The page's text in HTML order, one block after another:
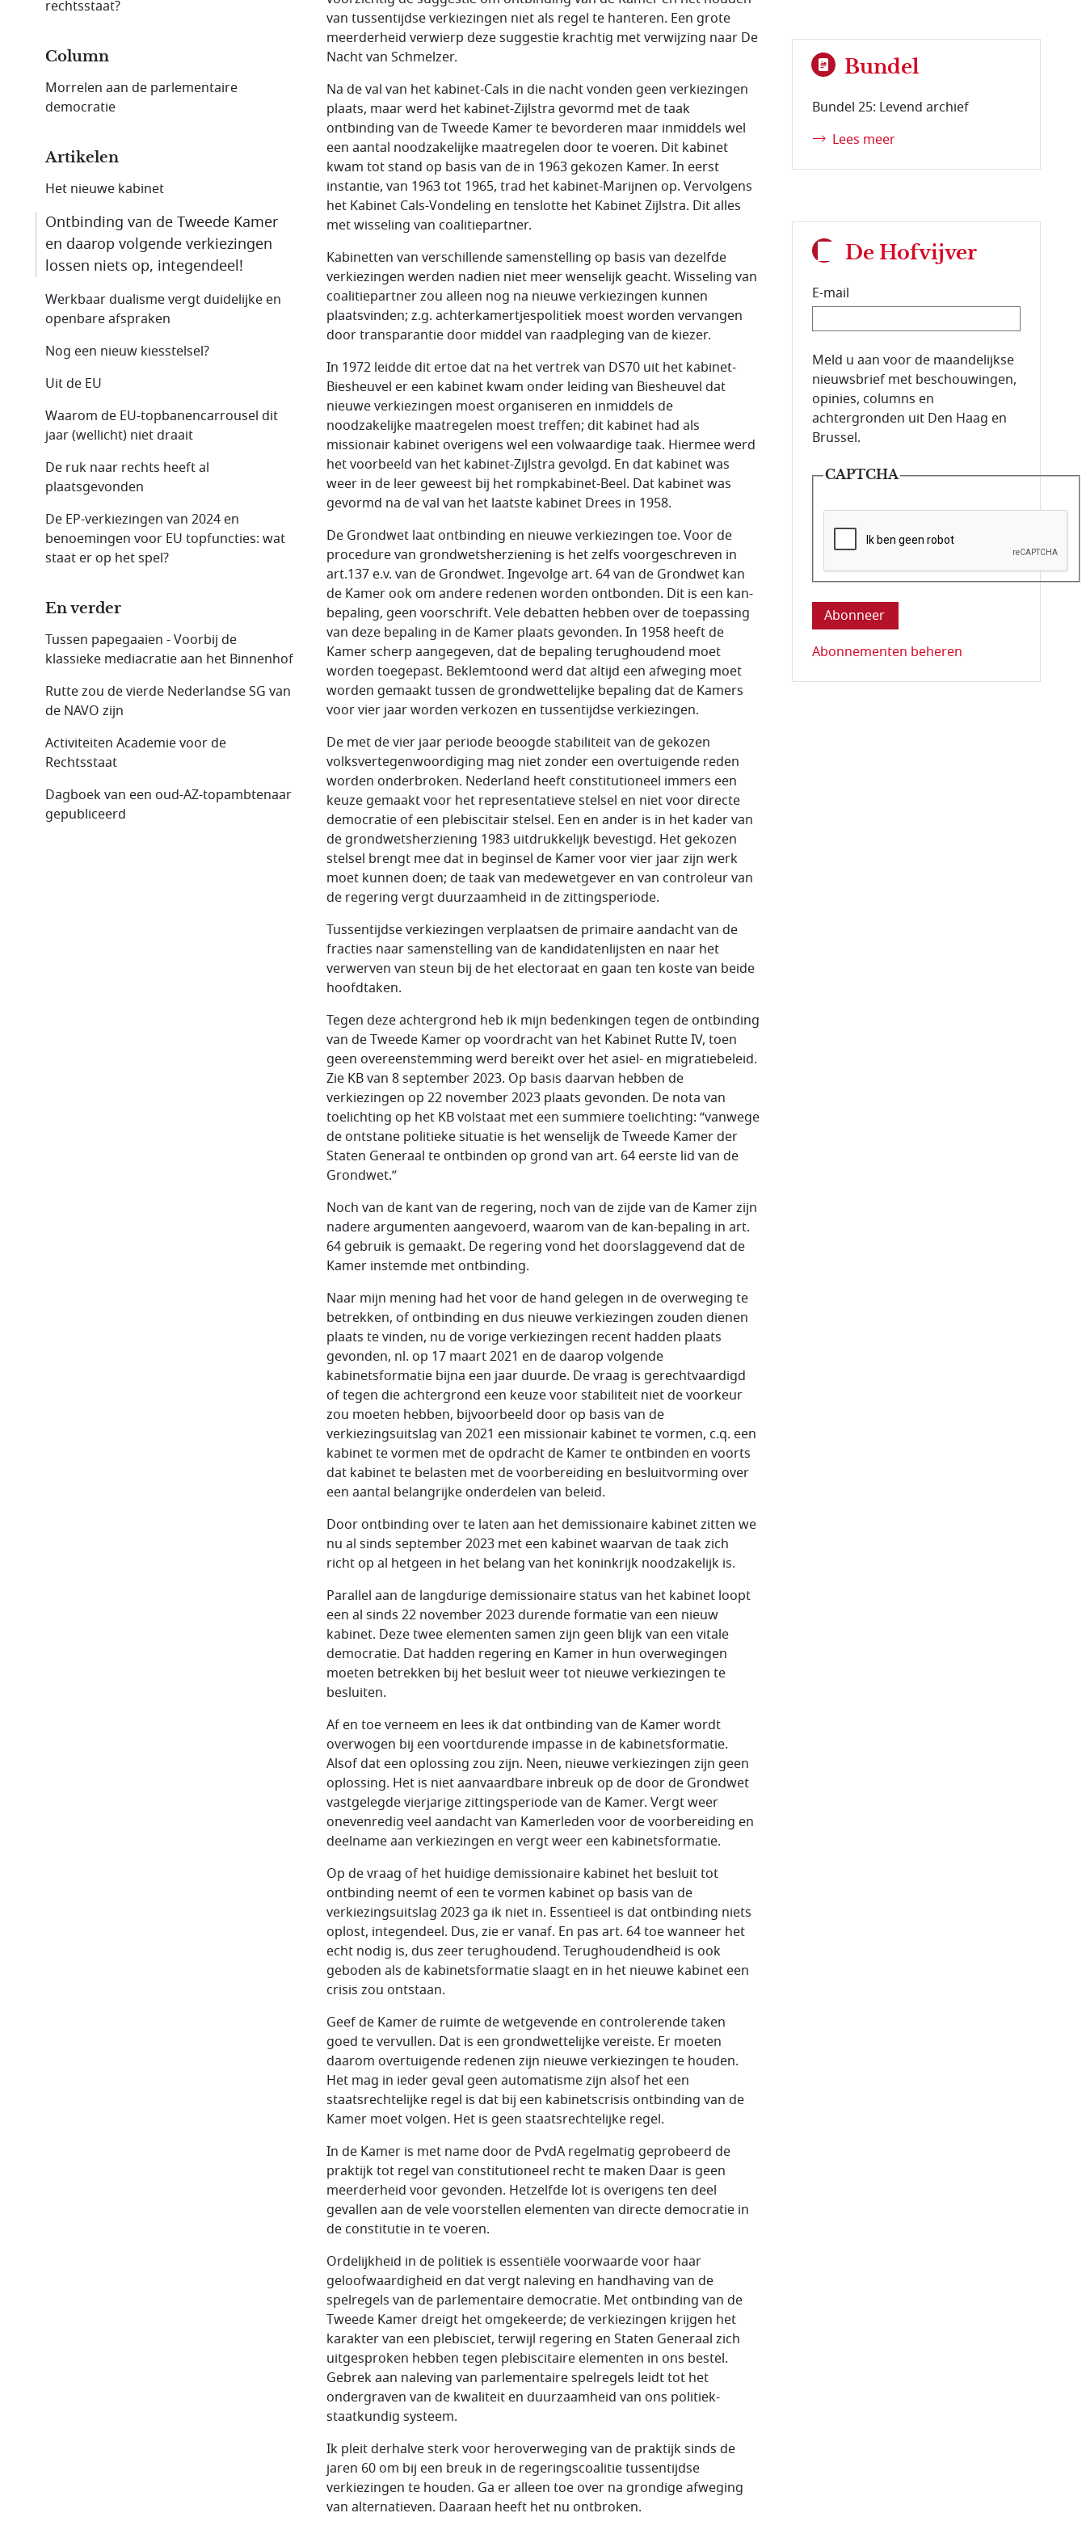
van tussentijdse verkiezingen niet als regel te hanteren. Een grote
meerderheid verwierp deze suggestie krachtig met verwijzing naar De
Nacht van Schmelzer.
Na de val van het kabinet-Cals in die nacht vonden geen verkiezingen
plaats, maar werd het kabinet-Zijlstra gevormd met de taak
ontbinding van de Tweede Kamer te bevorderen maar inmiddels wel
een aantal noodzakelijke maatregelen door te voeren. Dit kabinet
kwam tot stand op basis van de in 1963 gekozen Kamer. In eerst
instantie, van 1963 tot 1965, trad het kabinet-Marijnen op. Vervolgens
het Kabinet Cals-Vondeling en tenslotte het Kabinet Zijlstra. Dit alles
met wisseling van coalitiepartner.
Kabinetten van verschillende samenstelling op basis van dezelfde
verkiezingen werden nadien niet meer wenselijk geacht. Wisseling van
coalitiepartner zou alleen nog na nieuwe verkiezingen kunnen
plaatsvinden; z.g. achterkamertjespolitiek moest worden vervangen
door transparantie door middel van raadpleging van de kiezer.
In 1972 leidde dit ertoe dat na het vertrek van DS70 uit het kabinet-
Biesheuvel er een kabinet kwam onder leiding van Biesheuvel dat
nieuwe verkiezingen moest organiseren en inmiddels de
noodzakelijke maatregelen moest treffen; dit kabinet had als
missionair kabinet overigens wel een volwaardige taak. Hiermee werd
het voorbeeld van het kabinet-Zijlstra gevolgd. En dat kabinet was
weer in de leer geweest bij het rompkabinet-Beel. Dat kabinet was
gevormd na de val van het laatste kabinet Drees in 1958.
De Grondwet laat ontbinding en nieuwe verkiezingen toe. Voor de
procedure van grondwetsherziening is het zelfs voorgeschreven in
art.137 e.v. van de Grondwet. Ingevolge art. 64 van de Grondwet kan
de Kamer ook om andere redenen worden ontbonden. Dit is een kan-
bepaling, geen voorschrift. Vele debatten hebben over de toepassing
van deze bepaling in de Kamer plaats gevonden. In 1958 heeft de
Kamer scherp aangegeven, dat de bepaling terughoudend moet
worden toegepast. Beklemtoond werd dat altijd een afweging moet
worden gemaakt tussen de grondwettelijke bepaling dat de Kamers
voor vier jaar worden verkozen en tussentijdse verkiezingen.
De met de vier jaar periode beoogde stabiliteit van de gekozen
volksvertegenwoordiging mag niet zonder een overtuigende reden
worden onderbroken. Nederland heeft constitutioneel immers een
keuze gemaakt voor het representatieve stelsel en niet voor directe
democratie of een plebiscitair stelsel. Een en ander is in het kader van
de grondwetsherziening 1983 uitdrukkelijk bevestigd. Het gekozen
stelsel brengt mee dat in beginsel de Kamer voor vier jaar zijn werk
moet kunnen doen; de taak van medewetgever en van controleur van
de regering vergt duurzaamheid in de zittingsperiode.
Tussentijdse verkiezingen verplaatsen de primaire aandacht van de
fracties naar samenstelling van de kandidatenlijsten en naar het
verwerven van steun bij de het electoraat en gaan ten koste van beide
hoofdtaken.
Tegen deze achtergrond heb ik mijn bedenkingen tegen de ontbinding
van de Tweede Kamer op voordracht van het Kabinet Rutte IV, toen
geen overeenstemming werd bereikt over het asiel- en migratiebeleid.
Zie KB van 8 september 2023. Op basis daarvan hebben de
verkiezingen op 22 november 2023 plaats gevonden. De nota van
toelichting op het KB volstaat met een summiere toelichting: “vanwege
de ontstane politieke situatie is het wenselijk de Tweede Kamer der
Staten Generaal te ontbinden op grond van art. 64 eerste lid van de
Grondwet.”
Noch van de kant van de regering, noch van de zijde van de Kamer zijn
nadere argumenten aangevoerd, waarom van de kan-bepaling in art.
64 gebruik is gemaakt. De regering vond het doorslaggevend dat de
Kamer instemde met ontbinding.
Naar mijn mening had het voor de hand gelegen in de overweging te
betrekken, of ontbinding en dus nieuwe verkiezingen zouden dienen
plaats te vinden, nu de vorige verkiezingen recent hadden plaats
gevonden, nl. op 17 maart 2021 en de daarop volgende
kabinetsformatie bijna een jaar duurde. De vraag is gerechtvaardigd
of tegen die achtergrond een keuze voor stabiliteit niet de voorkeur
zou moeten hebben, bijvoorbeeld door op basis van de
verkiezingsuitslag van 2021 een missionair kabinet te vormen, c.q. een
kabinet te vormen met de opdracht de Kamer te ontbinden en voorts
dat kabinet te belasten met de voorbereiding en besluitvorming over
een aantal belangrijke onderdelen van beleid.
Door ontbinding over te laten aan het demissionaire kabinet zitten we
nu al sinds september 2023 met een kabinet waarvan de taak zich
richt op al hetgeen in het belang van het koninkrijk noodzakelijk is.
Parallel aan de langdurige demissionaire status van het kabinet loopt
een al sinds 22 november 2023 durende formatie van een nieuw
kabinet. Deze twee elementen samen zijn geen blijk van een vitale
democratie. Dat hadden regering en Kamer in hun overwegingen
moeten betrekken bij het besluit weer tot nieuwe verkiezingen te
besluiten.
Af en toe verneem en lees ik dat ontbinding van de Kamer wordt
overwogen bij een voortdurende impasse in de kabinetsformatie.
Alsof dat een oplossing zou zijn. Neen, nieuwe verkiezingen zijn geen
oplossing. Het is niet aanvaardbare inbreuk op de door de Grondwet
vastgelegde vierjarige zittingsperiode van de Kamer. Vergt weer
onevenredig veel aandacht van Kamerleden voor de voorbereiding en
deelname aan verkiezingen en vergt weer een kabinetsformatie.
Op de vraag of het huidige demissionaire kabinet het besluit tot
ontbinding neemt of een te vormen kabinet op basis van de
verkiezingsuitslag 2023 ga ik niet in. Essentieel is dat ontbinding niets
oplost, integendeel. Dus, zie er vanaf. En pas art. 64 toe wanneer het
echt nodig is, dus zeer terughoudend. Terughoudendheid is ook
geboden als de kabinetsformatie slaagt en in het nieuwe kabinet een
crisis zou ontstaan.
Geef de Kamer de ruimte de wetgevende en controlerende taken
goed te vervullen. Dat is een grondwettelijke vereiste. Er moeten
daarom overtuigende redenen zijn nieuwe verkiezingen te houden.
Het mag in ieder geval geen automatisme zijn alsof het een
staatsrechtelijke regel is dat bij een kabinetscrisis ontbinding van de
Kamer moet volgen. Het is geen staatsrechtelijke regel.
In de Kamer is met name door de PvdA regelmatig geprobeerd de
praktijk tot regel van constitutioneel recht te maken Daar is geen
meerderheid voor gevonden. Hetzelfde lot is overigens ten deel
gevallen aan de vele voorstellen elementen van directe democratie in
de constitutie in te voeren.
Ordelijkheid in de politiek is essentiële voorwaarde voor haar
geloofwaardigheid en dat vergt naleving en handhaving van de
spelregels van de parlementaire democratie. Met ontbinding van de
Tweede Kamer dreigt het omgekeerde; de verkiezingen krijgen het
karakter van een plebisciet, terwijl regering en Staten Generaal zich
uitgesproken hebben tegen plebiscitaire elementen in ons bestel.
Gebrek aan naleving van parlementaire spelregels leidt tot het
ondergraven van de kwaliteit en duurzaamheid van ons politiek-
staatkundig systeem.
Ik pleit derhalve sterk voor heroverweging van de praktijk sinds de
jaren 60 om bij een breuk in de regeringscoalitie tussentijdse
verkiezingen te houden. Ga er alleen toe over na grondige afweging
van alternatieven. Daaraan heeft het nu ontbroken.
rechtsstaat?
Column
Morrelen aan de parlementaire
democratie
Artikelen
Het nieuwe kabinet
Ontbinding van de Tweede Kamer
en daarop volgende verkiezingen
lossen niets op, integendeel!
Werkbaar dualisme vergt duidelijke en
openbare afspraken
Nog een nieuw kiesstelsel?
Uit de EU
Waarom de EU-topbanencarrousel dit
jaar (wellicht) niet draait
De ruk naar rechts heeft al
plaatsgevonden
De EP-verkiezingen van 2024 en
benoemingen voor EU topfuncties: wat
staat er op het spel?
En verder
Tussen papegaaien - Voorbij de
klassieke mediacratie aan het Binnenhof
Rutte zou de vierde Nederlandse SG van
de NAVO zijn
Activiteiten Academie voor de
Rechtsstaat
Dagboek van een oud-AZ-topambtenaar
gepubliceerd
Bundel
Bundel 25: Levend archief
Lees meer
De Hofvijver
E-mail
E-mailadres van de abonnee.
Meld u aan voor de maandelijkse
nieuwsbrief met beschouwingen,
opinies, columns en
achtergronden uit Den Haag en
Brussel.
CAPTCHA
Deze vraag is om te controleren dat u
Abonnementen beheren